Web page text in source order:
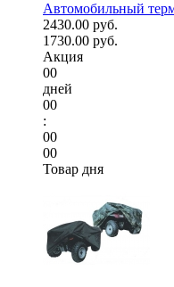
Автомобильный
2430.00 руб.
1730.00 руб.
Акция
00
дней
00
:
00
00
Товар дня